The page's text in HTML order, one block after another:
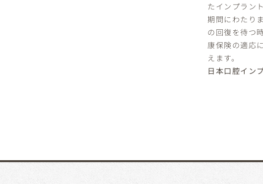
たインプラン
期問にわたり
の回復を待つ
康保険の適応
えます。
日本口腔イ